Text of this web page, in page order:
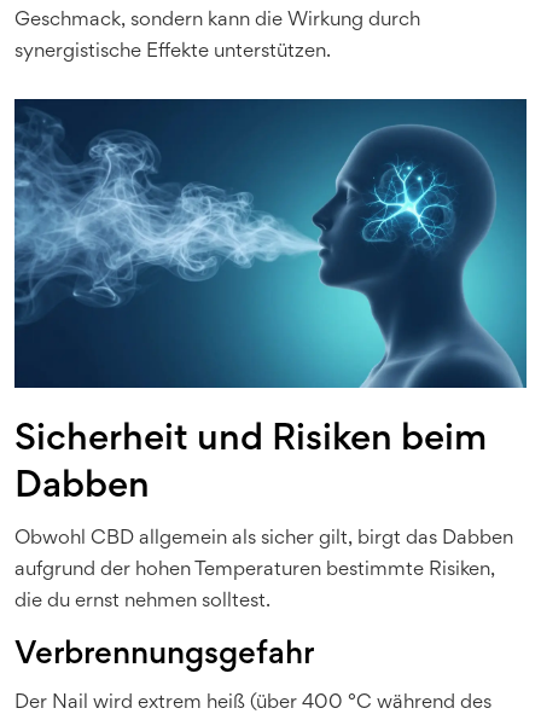
Geschmack, sondern kann die Wirkung durch
synergistische Effekte unterstützen.
Sicherheit und Risiken beim
Dabben
Obwohl CBD allgemein als sicher gilt, birgt das Dabben
aufgrund der hohen Temperaturen bestimmte Risiken,
die du ernst nehmen solltest.
Verbrennungsgefahr
Der Nail wird extrem heiß (über 400 °C während des